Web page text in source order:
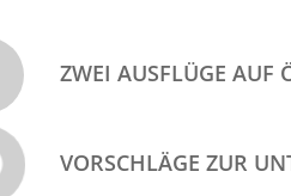
ZWEI AUSFLÜGE AUF
VORSCHLÄGE ZUR